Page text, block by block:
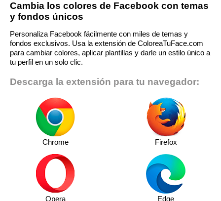
Cambia los colores de Facebook con temas
y fondos únicos
Personaliza Facebook fácilmente con miles de temas y
fondos exclusivos. Usa la extensión de ColoreaTuFace.com
para cambiar colores, aplicar plantillas y darle un estilo único a
tu perfil en un solo clic.
Descarga la extensión para tu navegador:
Chrome Firefox
Opera Edge